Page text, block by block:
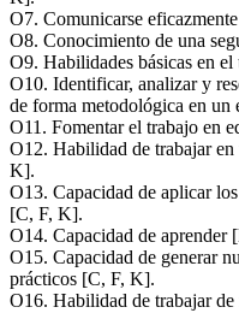
O7. Comunicarse
O8. Conocimiento de una
O9. Habilidades básicas en
O10. Identificar, analizar y
de forma metodológica en
O11. Fomentar el trabajo en
O12. Habilidad de trabajar
K].
O13. Capacidad de aplicar
[C, F, K].
O14. Capacidad de aprender
O15. Capacidad de generar
prácticos [C, F, K].
O16. Habilidad de trabajar